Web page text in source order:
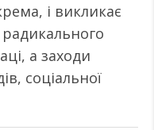
і викликає
а заходи
соціальної